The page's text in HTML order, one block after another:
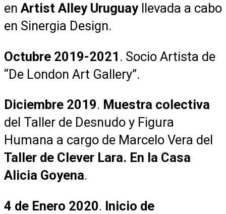
en Artist Alley Uruguay llevada a cabo
en Sinergia Design.
Octubre 2019-2021 . Socio Artista de
“De London Art Gallery”.
Diciembre 2019. Muestra colectiva
del Taller de Desnudo y Figura
Humana a cargo de Marcelo Vera del
Taller de Clever Lara. En la Casa
Alicia Goyena.
4 de Enero 2020. Inicio de